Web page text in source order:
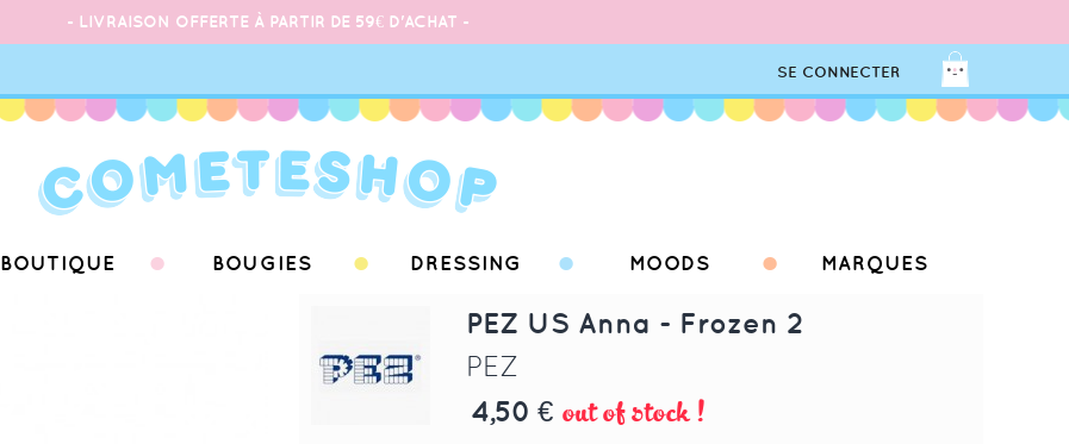
- LIVRAISON OFFERTE À PARTIR DE 59€ D'ACHAT -
SE CONNECTER
BOUTIQUE BOUGIES DRESSING MOODS MARQUES
PEZ US Anna - Frozen 2
PEZ
4,50 € out of stock !